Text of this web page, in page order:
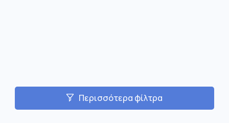
Περισσότερα φίλτρα